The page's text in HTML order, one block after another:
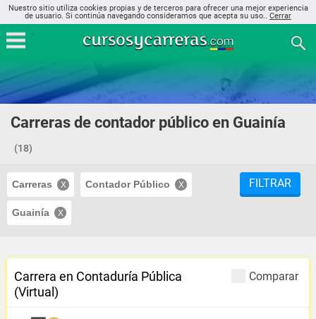
Nuestro sitio utiliza cookies propias y de terceros para ofrecer una mejor experiencia
de usuario. Si continúa navegando consideramos que acepta su uso.. Cerrar
Carreras de contador público en Guainía
(18)
Carreras Contador Público
Guainía
FILTRAR
Comparar
Carrera en Contaduría Pública
(Virtual)